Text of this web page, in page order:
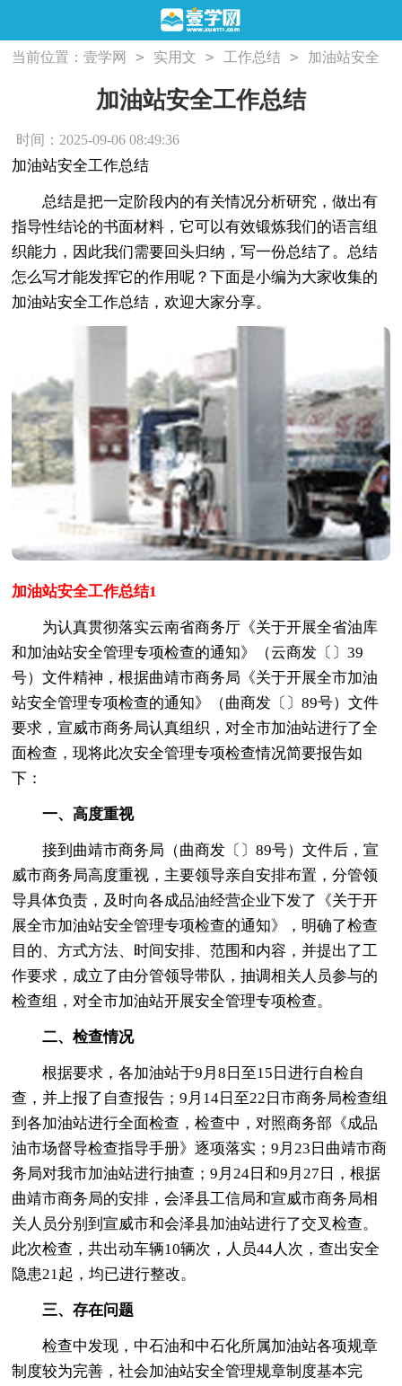
当前位置：壹学网 > 实用文 > 工作总结 >
加油站安全
加油站安全工作总结
时间：2025-09-06 08:49:36
加油站安全工作总结
总结是把一定阶段内的有关情况分析研究，做出有
指导性结论的书面材料，它可以有效锻炼我们的语言组
织能力，因此我们需要回头归纳，写一份总结了。总结
怎么写才能发挥它的作用呢？下面是小编为大家收集的
加油站安全工作总结，欢迎大家分享。
加油站安全工作总结1
为认真贯彻落实云南省商务厅《关于开展全省油库
和加油站安全管理专项检查的通知》（云商发〔〕39
号）文件精神，根据曲靖市商务局《关于开展全市加油
站安全管理专项检查的通知》（曲商发〔〕89号）文件
要求，宣威市商务局认真组织，对全市加油站进行了全
面检查，现将此次安全管理专项检查情况简要报告如
下：
一、高度重视
接到曲靖市商务局（曲商发〔〕89号）文件后，宣
威市商务局高度重视，主要领导亲自安排布置，分管领
导具体负责，及时向各成品油经营企业下发了《关于开
展全市加油站安全管理专项检查的通知》，明确了检查
目的、方式方法、时间安排、范围和内容，并提出了工
作要求，成立了由分管领导带队，抽调相关人员参与的
检查组，对全市加油站开展安全管理专项检查。
二、检查情况
根据要求，各加油站于9月8日至15日进行自检自
查，并上报了自查报告；9月14日至22日市商务局检查组
到各加油站进行全面检查，检查中，对照商务部《成品
油市场督导检查指导手册》逐项落实；9月23日曲靖市商
务局对我市加油站进行抽查；9月24日和9月27日，根据
曲靖市商务局的安排，会泽县工信局和宣威市商务局相
关人员分别到宣威市和会泽县加油站进行了交叉检查。
此次检查，共出动车辆10辆次，人员44人次，查出安全
隐患21起，均已进行整改。
三、存在问题
检查中发现，中石油和中石化所属加油站各项规章
制度较为完善，社会加油站安全管理规章制度基本完